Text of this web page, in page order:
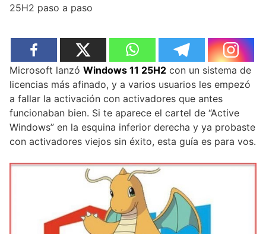
25H2 paso a paso
Microsoft lanzó Windows 11 25H2 con un sistema de
licencias más afinado, y a varios usuarios les empezó
a fallar la activación con activadores que antes
funcionaban bien. Si te aparece el cartel de “Active
Windows” en la esquina inferior derecha y ya probaste
con activadores viejos sin éxito, esta guía es para vos.